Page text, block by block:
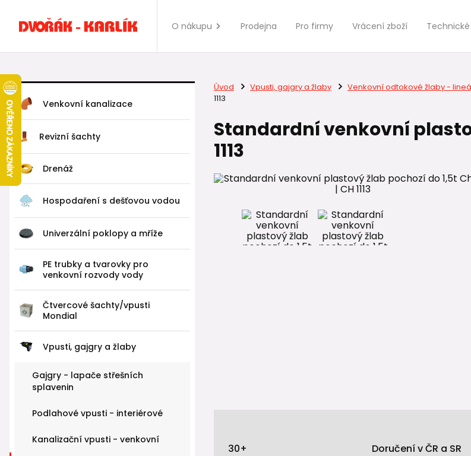
O nákupu Prodejna Pro firmy Vrácení zboží
Venkovní kanalizace
Revizní šachty
Drenáž
Hospodaření s dešťovou vodou
Univerzální poklopy a mříže
PE trubky a tvarovky pro
venkovní rozvody vody
Čtvercové šachty/vpusti
Mondial
Vpusti, gajgry a žlaby
Gajgry - lapače střešních
splavenin
Podlahové vpusti - interiérové
Kanalizační vpusti - venkovní
Úvod Vpusti, gajgry a žlaby Venkovní odtokové žlaby -
1113
Standardní venkovní
1113
30+ Doručení v ČR a SR